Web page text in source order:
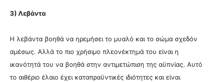
3) Λεβάντα
Η λεβάντα βοηθά να ηρεμήσει το μυαλό και το σώμα σχεδόν
αμέσως. Αλλά το πιο χρήσιμο πλεονέκτημά του είναι η
ικανότητά του να βοηθά στην αντιμετώπιση της αϋπνίας. Αυτό
το αιθέριο έλαιο έχει καταπραϋντικές ιδιότητες και είναι